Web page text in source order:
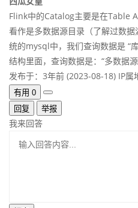
Flink中的Catalog主要是在Table
看作是多数据源目录（了解过数
统的mysql中，我们查询数据是 “
结构里面，查询数据是：“多数据源
发布于：3年前 (2023-08-18) IP属
有用 0
回复
举报
我来回答